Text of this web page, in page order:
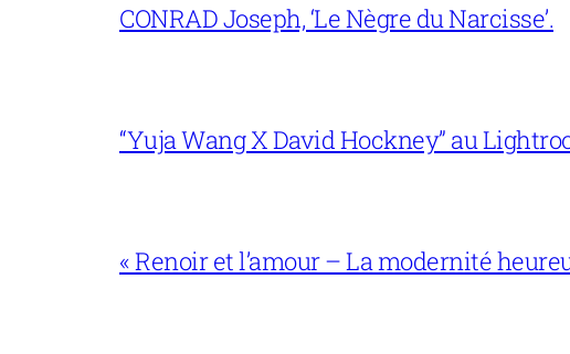
CONRAD Joseph, ‘Le Nègre du Narcisse’.
“Yuja Wang X David Hockney” au
« Renoir et l’amour – La modernité